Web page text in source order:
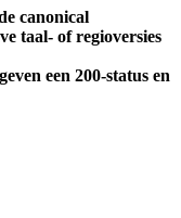
canonical
taal- of regioversies
een 200-status en